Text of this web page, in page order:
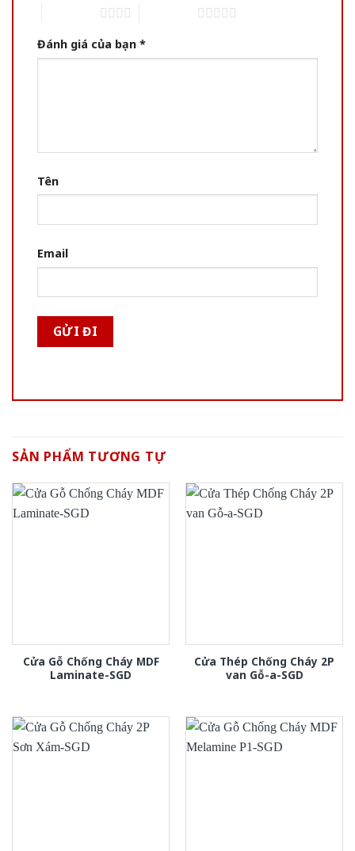
Đánh giá của bạn *
Tên
Email
SẢN PHẨM TƯƠNG TỰ
Cửa Gỗ Chống Cháy MDF
Laminate-SGD
Cửa Thép Chống Cháy 2P
van Gỗ-a-SGD